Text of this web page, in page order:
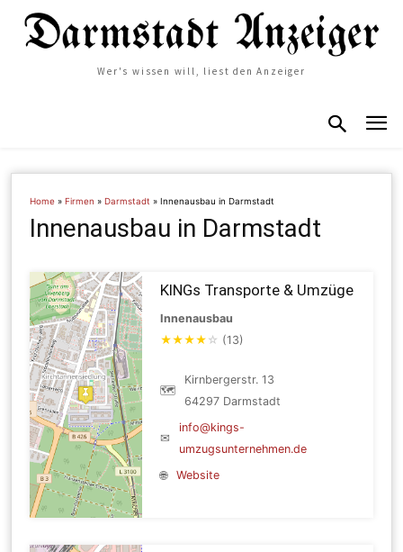
Wer's wissen will, liest den Anzeiger
Home »Firmen »Darmstadt »Innenausbau in Darmstadt
Innenausbau in Darmstadt
KINGs Transporte & Umzüge
Innenausbau
★★★★ ☆ (13)
🗺
Kirnbergerstr. 13
64297 Darmstadt
✉
info@kings-
umzugsunternehmen.de
🌐
Website